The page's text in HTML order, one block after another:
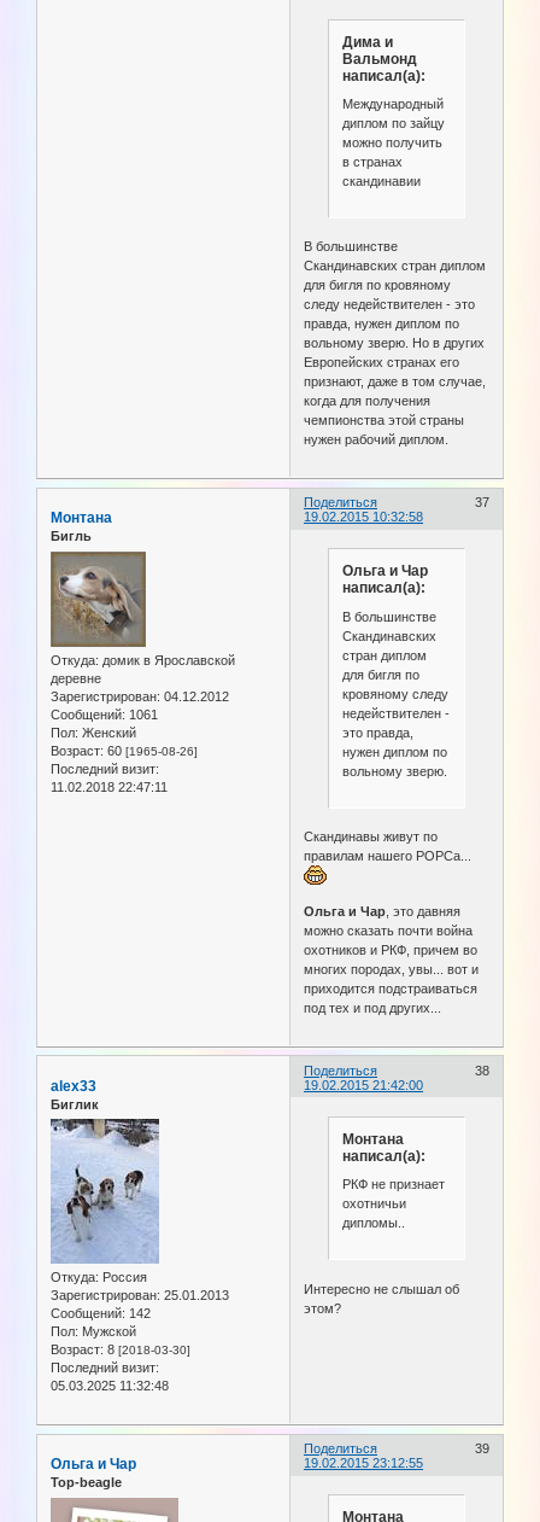
Дима и
Вальмонд
написал(а):
Международный
диплом по зайцу
можно получить
в странах
скандинавии
В большинстве
Скандинавских стран диплом
для бигля по кровяному
следу недействителен - это
правда, нужен диплом по
вольному зверю. Но в других
Европейских странах его
признают, даже в том случае,
когда для получения
чемпионства этой страны
нужен рабочий диплом.
Поделиться
37
19.02.2015 10:32:58
Монтана
Бигль
Откуда: домик в Ярославской
деревне
Зарегистрирован: 04.12.2012
Сообщений: 1061
Пол: Женский
Возраст: 60 [1965-08-26]
Последний визит:
11.02.2018 22:47:11
Ольга и Чар
написал(а):
В большинстве
Скандинавских
стран диплом
для бигля по
кровяному следу
недействителен -
это правда,
нужен диплом по
вольному зверю.
Скандинавы живут по
правилам нашего РОРСа...
Ольга и Чар , это давняя
можно сказать почти война
охотников и РКФ, причем во
многих породах, увы... вот и
приходится подстраиваться
под тех и под других...
Поделиться
38
19.02.2015 21:42:00
alex33
Биглик
Откуда: Россия
Зарегистрирован: 25.01.2013
Сообщений: 142
Пол: Мужской
Возраст: 8 [2018-03-30]
Последний визит:
05.03.2025 11:32:48
Монтана
написал(а):
РКФ не признает
охотничьи
дипломы..
Интересно не слышал об
этом?
Поделиться
39
19.02.2015 23:12:55
Ольга и Чар
Top-beagle
Монтана